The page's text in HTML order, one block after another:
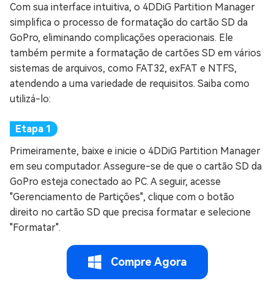
Com sua interface intuitiva, o 4DDiG Partition Manager
simplifica o processo de formatação do cartão SD da
GoPro, eliminando complicações operacionais. Ele
também permite a formatação de cartões SD em vários
sistemas de arquivos, como FAT32, exFAT e NTFS,
atendendo a uma variedade de requisitos. Saiba como
utilizá-lo:
Primeiramente, baixe e inicie o 4DDiG Partition Manager
em seu computador. Assegure-se de que o cartão SD da
GoPro esteja conectado ao PC. A seguir, acesse
"Gerenciamento de Partições", clique com o botão
direito no cartão SD que precisa formatar e selecione
"Formatar".
Compre Agora